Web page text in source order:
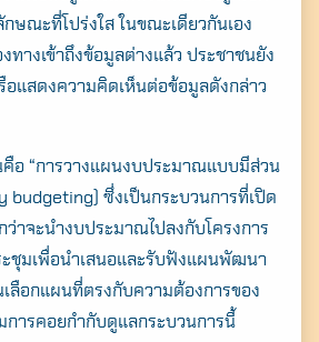
ษณะที่โปร่งใส ในขณะเดียวกันเอง
ทางเข้าถึงข้อมูลต่างแล้ว ประชาชนยัง
อแสดงความคิดเห็นต่อข้อมูลดังกล่าว
อ “การวางแผนงบประมาณแบบมีส่วน
budgeting) ซึ่งเป็นกระบวนการที่เปิด
ว่าจะนำงบประมาณไปลงกับโครงการ
ะชุมเพื่อนำเสนอและรับฟังแผนพัฒนา
ลือกแผนที่ตรงกับความต้องการของ
ารคอยกำกับดูแลกระบวนการนี้